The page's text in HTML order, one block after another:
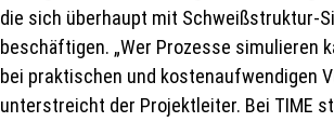
die sich überhaupt mit Schweißstruktur-
beschäftigen. „Wer Prozesse simulieren
bei praktischen und kostenaufwendigen
unterstreicht der Projektleiter. Bei TIME